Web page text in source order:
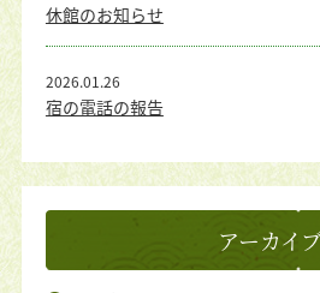
休館のお知らせ
宿の電話の報告
2026.01.26
アーカイ